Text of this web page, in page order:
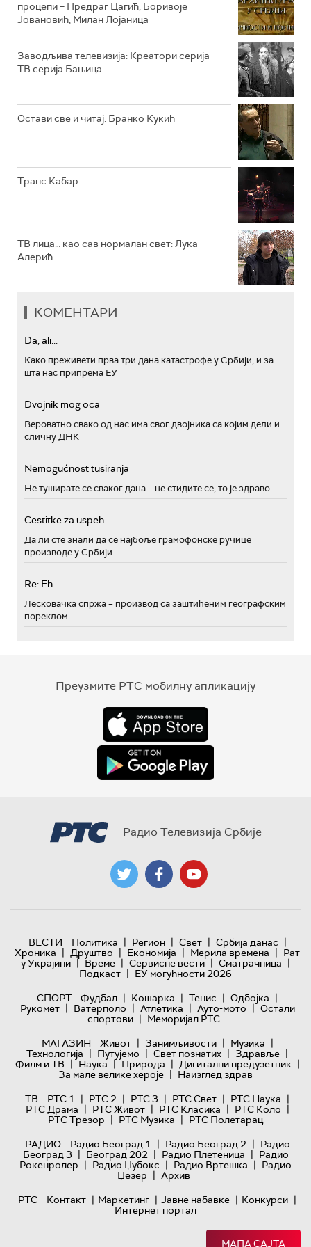
РТС КОЛО
процепи – Предраг Цагић, Боривоје
Јовановић, Милан Лојаница
Заводљива телевизија: Креатори серија –
ТВ серија Бањица
Остави све и читај: Бранко Кукић
Транс Кабар
ТВ лица… као сав нормалан свет: Лука
Алерић
КОМЕНТАРИ
Da, ali...
Како преживети прва три дана катастрофе у Србији, и за
шта нас припрема ЕУ
Dvojnik mog oca
Вероватно свако од нас има свог двојника са којим дели и
сличну ДНК
Nemogućnost tusiranja
Не туширате се сваког дана – не стидите се, то је здраво
Cestitke za uspeh
Да ли сте знали да се најбоље грамофонске ручице
производе у Србији
Re: Eh...
Лесковачка спржа – производ са заштићеним географским
пореклом
Преузмите РТС мобилну апликацију
Радио Телевизија Србије
ВЕСТИ Политика | Регион | Свет | Србија данас |
Хроника | Друштво | Економија | Мерила времена | Рат
у Украјини | Време | Сервисне вести | Сматрачница |
Подкаст | ЕУ могућности 2026
СПОРТ
Фудбал | Кошарка | Тенис | Одбојка |
Рукомет | Ватерполо | Атлетика | Ауто-мото | Остали
спортови | Меморијал РТС
МАГАЗИН
Живот | Занимљивости | Музика |
Технологијa | Путујемо | Свет познатих | Здравље |
Филм и ТВ | Наука | Природа | Дигитални предузетник |
За мале велике хероје | Наизглед здрав
ТВ
РТС 1 | РТС 2 | РТС 3 | РТС Свет | РТС Наука |
РТС Драма | РТС Живот | РТС Класика | РТС Коло |
РТС Трезор | РТС Музика | РТС Полетарац
РАДИО
Радио Београд 1 | Радио Београд 2 | Радио
Београд 3 | Београд 202 | Радио Плетеница | Радио
Рокенролер | Радио Џубокс | Радио Вртешка | Радио
Џезер | Архив
РТС
Контакт | Маркетинг | Јавне набавке | Конкурси |
Интернет портал
МАПА САЈТА